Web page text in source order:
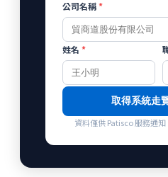
公司名稱*
姓名 *
取得系統走
資料僅供 Patisco 服務通